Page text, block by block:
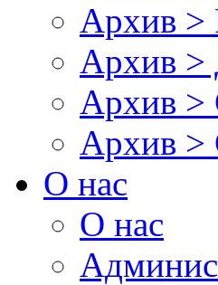
Архив >
Архив >
Архив >
Архив >
О нас
О нас